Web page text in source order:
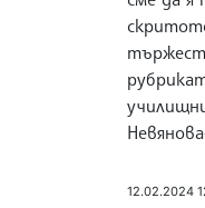
12.02.2024